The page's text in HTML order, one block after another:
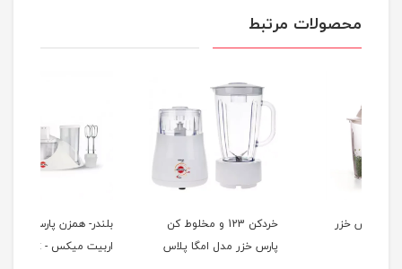
محصولات مرتبط
خردکن 123 و مخلوط کن
پارس خزر مدل امگا پلاس
بلندر- همزن پارس خزر مدل
اربیت میکس - Orbit Mix